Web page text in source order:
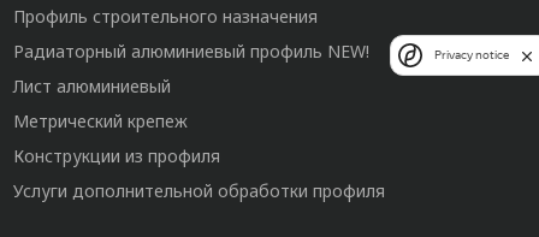
Профиль строительного назначения
Радиаторный алюминиевый профиль NEW!
Лист алюминиевый
Метрический крепеж
Конструкции из профиля
Услуги дополнительной обработки профиля
Privacy notice